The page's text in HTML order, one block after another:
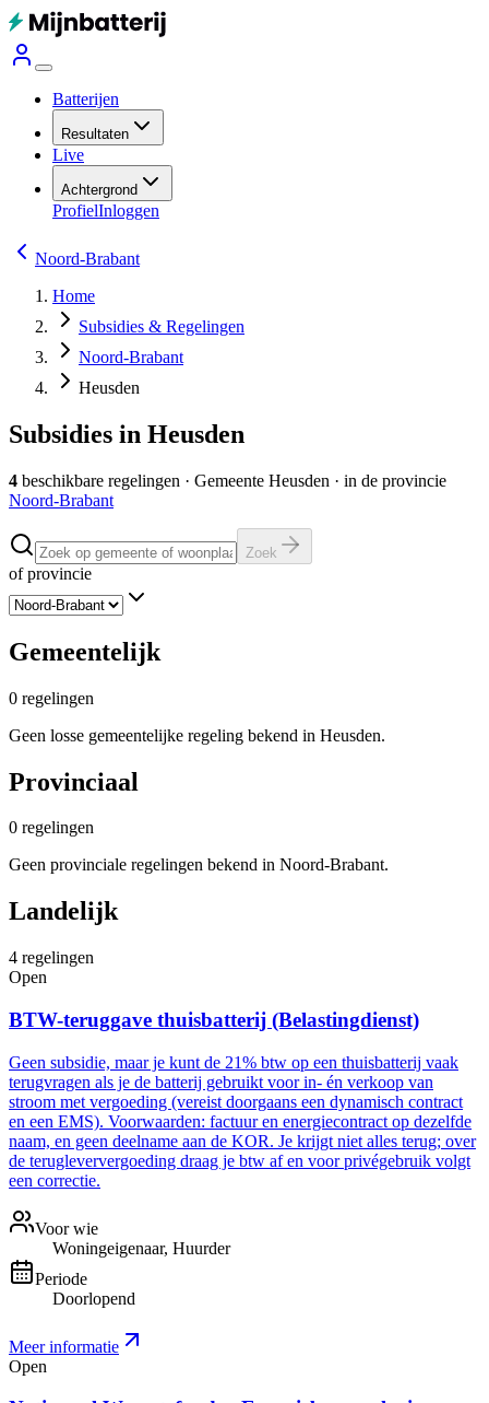
Batterijen
Resultaten
Live
Achtergrond
ProfielInloggen
Noord-Brabant
Home
Subsidies & Regelingen
Noord-Brabant
Heusden
Subsidies in Heusden
4 beschikbare regelingen · Gemeente Heusden · in de provincie
Noord-Brabant
Zoek
of provincie
Gemeentelijk
0 regelingen
Geen losse gemeentelijke regeling bekend in Heusden.
Provinciaal
0 regelingen
Geen provinciale regelingen bekend in Noord-Brabant.
Landelijk
4 regelingen
Open
BTW-teruggave thuisbatterij (Belastingdienst)
Geen subsidie, maar je kunt de 21% btw op een thuisbatterij vaak
terugvragen als je de batterij gebruikt voor in- én verkoop van
stroom met vergoeding (vereist doorgaans een dynamisch contract
en een EMS). Voorwaarden: factuur en energiecontract op dezelfde
naam, en geen deelname aan de KOR. Je krijgt niet alles terug; over
de terugleververgoeding draag je btw af en voor privégebruik volgt
een correctie.
Voor wie
Woningeigenaar, Huurder
Periode
Doorlopend
Meer informatie
Open